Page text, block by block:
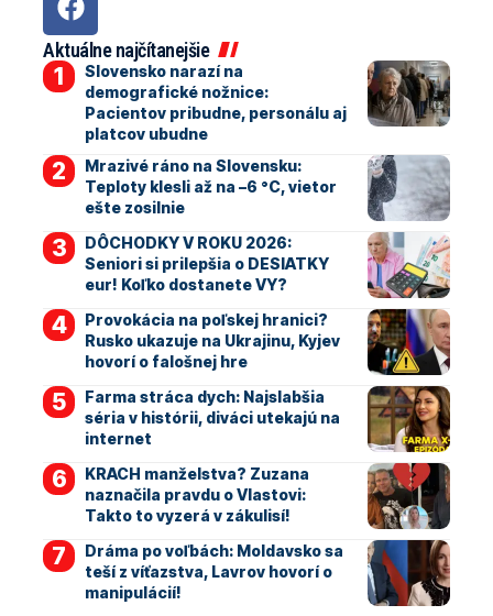
Aktuálne najčítanejšie
Slovensko narazí na
demografické nožnice:
Pacientov pribudne, personálu aj
platcov ubudne
Mrazivé ráno na Slovensku:
Teploty klesli až na –6 °C, vietor
ešte zosilnie
DÔCHODKY V ROKU 2026:
Seniori si prilepšia o DESIATKY
eur! Koľko dostanete VY?
Provokácia na poľskej hranici?
Rusko ukazuje na Ukrajinu, Kyjev
hovorí o falošnej hre
Farma stráca dych: Najslabšia
séria v histórii, diváci utekajú na
internet
KRACH manželstva? Zuzana
naznačila pravdu o Vlastovi:
Takto to vyzerá v zákulisí!
Dráma po voľbách: Moldavsko sa
teší z víťazstva, Lavrov hovorí o
manipulácií!